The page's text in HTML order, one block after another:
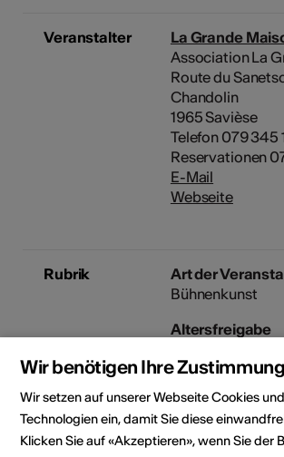
Veranstalter
La Grande
Association La
Route du
Chandolin
1965 Savièse
Telefon 079 345
Reservationen
E-Mail
Webseite
Rubrik
Art der
Bühnenkunst
Altersfreigabe
Veranstaltungsort
Wir benötigen Ihre Zustimmung
Wir setzen auf unserer Webseite Cookies
Technologien ein, damit Sie diese
Klicken Sie auf «Akzeptieren», wenn Sie der